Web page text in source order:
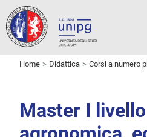
Home Didattica Corsi a numero
Master I